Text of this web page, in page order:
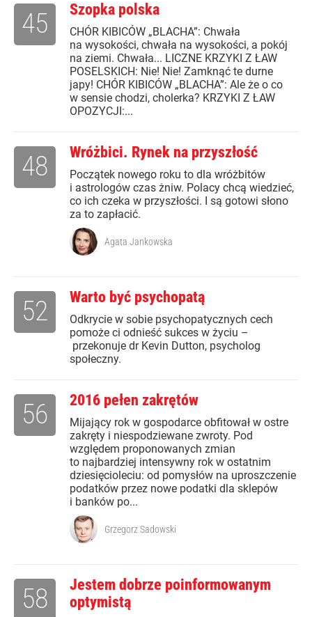
Szopka polska
CHÓR KIBICÓW „BLACHA”: Chwała
na wysokości, chwała na wysokości, a pokój
na ziemi. Chwała... LICZNE KRZYKI Z ŁAW
POSELSKICH: Nie! Nie! Zamknąć te durne
japy! CHÓR KIBICÓW „BLACHA”: Ale że o co
w sensie chodzi, cholerka? KRZYKI Z ŁAW
OPOZYCJI:...
45
Wróżbici. Rynek na przyszłość
Początek nowego roku to dla wróżbitów
i astrologów czas żniw. Polacy chcą wiedzieć,
co ich czeka w przyszłości. I są gotowi słono
za to zapłacić.
48
Agata Jankowska
Warto być psychopatą
Odkrycie w sobie psychopatycznych cech
pomoże ci odnieść sukces w życiu –
przekonuje dr Kevin Dutton, psycholog
społeczny.
52
2016 pełen zakrętów
Mijający rok w gospodarce obfitował w ostre
zakręty i niespodziewane zwroty. Pod
względem proponowanych zmian
to najbardziej intensywny rok w ostatnim
dziesięcioleciu: od pomysłów na uproszczenie
podatków przez nowe podatki dla sklepów
i banków po...
56
Grzegorz Sadowski
Jestem dobrze poinformowanym
optymistą
58